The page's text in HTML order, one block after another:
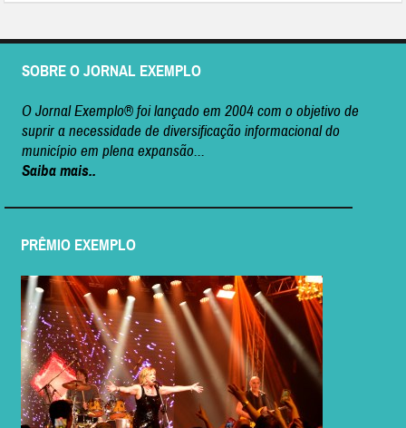
SOBRE O JORNAL EXEMPLO
O Jornal Exemplo® foi lançado em 2004 com o objetivo de
suprir a necessidade de diversificação informacional do
município em plena expansão...
Saiba mais..
PRÊMIO EXEMPLO